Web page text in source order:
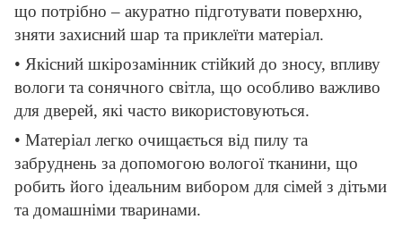
що потрібно – акуратно підготувати поверхню,
зняти захисний шар та приклеїти матеріал.
• Якісний шкірозамінник стійкий до зносу, впливу
вологи та сонячного світла, що особливо важливо
для дверей, які часто використовуються.
• Матеріал легко очищається від пилу та
забруднень за допомогою вологої тканини, що
робить його ідеальним вибором для сімей з дітьми
та домашніми тваринами.